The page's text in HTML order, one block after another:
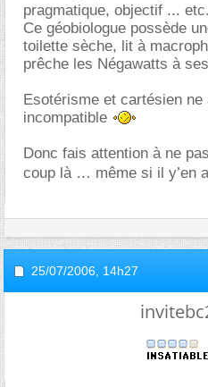
pragmatique, objectif ...
Ce géobiologue possède
toilette sèche, lit à
prêche les Négawatts à
Esotérisme et cartésien ne
incompatible
Donc fais attention à ne
coup là … même si il
25/07/2006, 14h27